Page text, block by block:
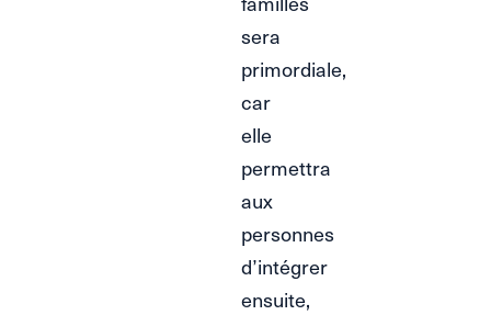
sera
primordiale,
car
elle
permettra
aux
personnes
d’intégrer
ensuite,